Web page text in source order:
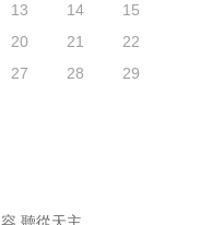
13 14
15
20 21
22
27 28
29